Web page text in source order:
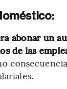
abonar un
de las